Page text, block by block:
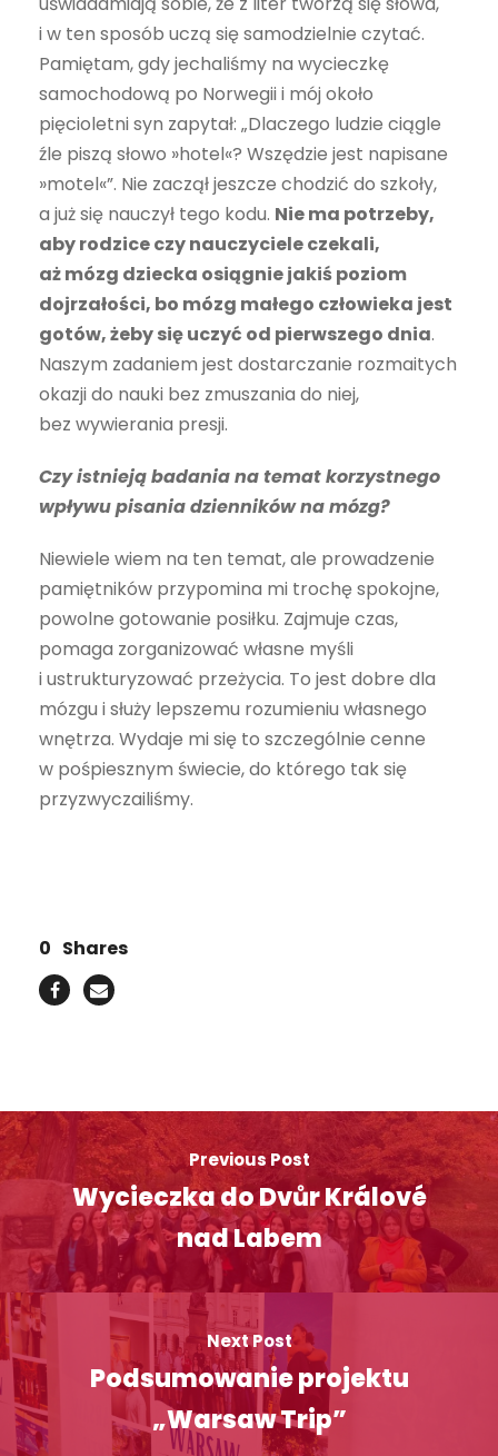
i w ten sposób uczą się samodzielnie czytać.
Pamiętam, gdy jechaliśmy na wycieczkę
samochodową po Norwegii i mój około
pięcioletni syn zapytał: „Dlaczego ludzie ciągle
źle piszą słowo »hotel«? Wszędzie jest napisane
»motel«”. Nie zaczął jeszcze chodzić do szkoły,
a już się nauczył tego kodu. Nie ma potrzeby,
aby rodzice czy nauczyciele czekali,
aż mózg dziecka osiągnie jakiś poziom
dojrzałości, bo mózg małego człowieka jest
gotów, żeby się uczyć od pierwszego dnia.
Naszym zadaniem jest dostarczanie rozmaitych
okazji do nauki bez zmuszania do niej,
bez wywierania presji.
Czy istnieją badania na temat korzystnego
wpływu pisania dzienników na mózg?
Niewiele wiem na ten temat, ale prowadzenie
pamiętników przypomina mi trochę spokojne,
powolne gotowanie posiłku. Zajmuje czas,
pomaga zorganizować własne myśli
i ustrukturyzować przeżycia. To jest dobre dla
mózgu i służy lepszemu rozumieniu własnego
wnętrza. Wydaje mi się to szczególnie cenne
w pośpiesznym świecie, do którego tak się
przyzwyczailiśmy.
0 Shares
Previous Post
Wycieczka do Dvůr Králové
nad Labem
Next Post
Podsumowanie projektu
„Warsaw Trip”